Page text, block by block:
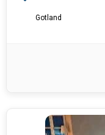
Gotland